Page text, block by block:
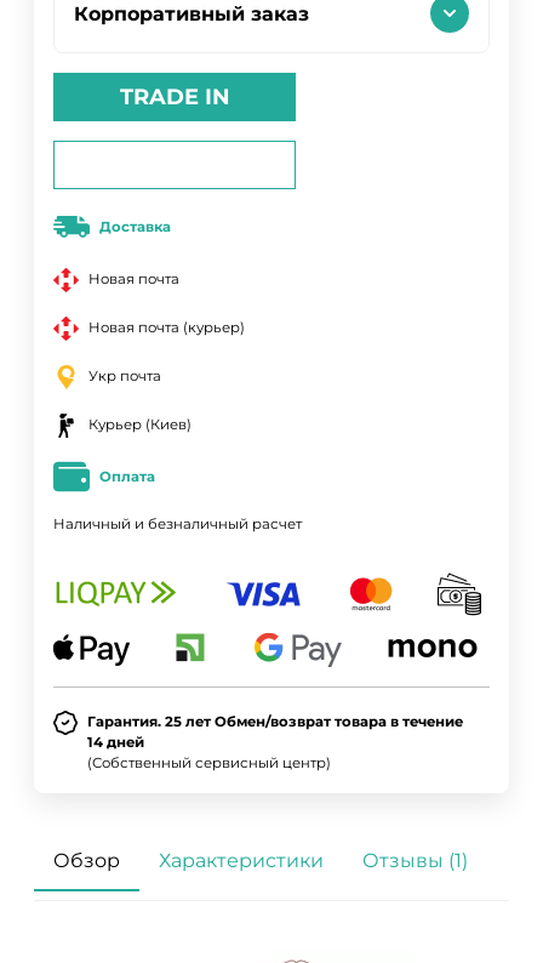
Корпоративный заказ
TRADE IN
Доставка
Новая почта
Новая почта (курьер)
Укр почта
Курьер (Киев)
Оплата
Наличный и безналичный расчет
Гарантия. 25 лет Обмен/возврат товара в течение
14 дней
(Собственный сервисный центр)
Обзор Характеристики Отзывы (1)